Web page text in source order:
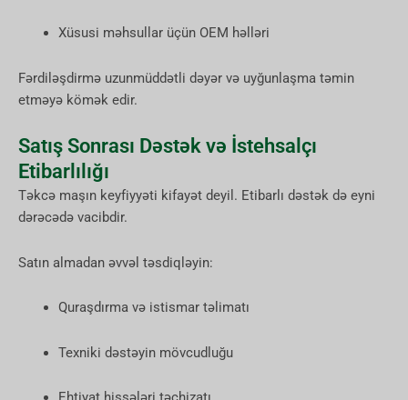
Xüsusi məhsullar üçün OEM həlləri
Fərdiləşdirmə uzunmüddətli dəyər və uyğunlaşma təmin
etməyə kömək edir.
Satış Sonrası Dəstək və İstehsalçı
Etibarlılığı
Təkcə maşın keyfiyyəti kifayət deyil. Etibarlı dəstək də eyni
dərəcədə vacibdir.
Satın almadan əvvəl təsdiqləyin:
Quraşdırma və istismar təlimatı
Texniki dəstəyin mövcudluğu